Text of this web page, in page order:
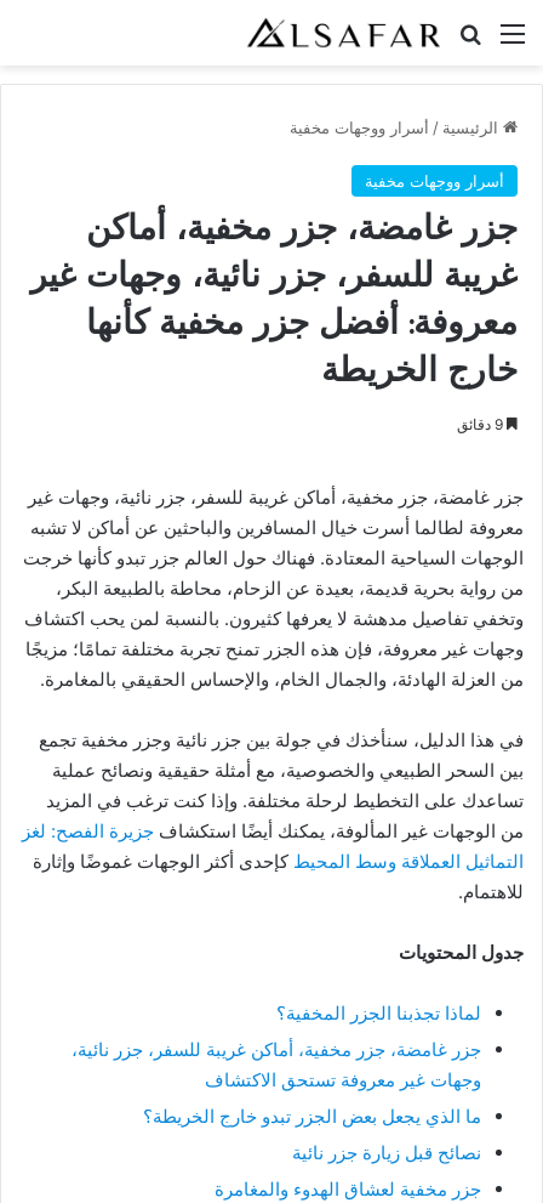
القائمة بحث عن
الرئيسية / أسرار ووجهات مخفية
أسرار ووجهات مخفية
جزر غامضة، جزر مخفية، أماكن
غريبة للسفر، جزر نائية، وجهات غير
معروفة: أفضل جزر مخفية كأنها
خارج الخريطة
جزر غامضة، جزر مخفية، أماكن غريبة للسفر، جزر نائية، وجهات غير
معروفة لطالما أسرت خيال المسافرين والباحثين عن أماكن لا تشبه
الوجهات السياحية المعتادة. فهناك حول العالم جزر تبدو كأنها خرجت
من رواية بحرية قديمة، بعيدة عن الزحام، محاطة بالطبيعة البكر،
وتخفي تفاصيل مدهشة لا يعرفها كثيرون. بالنسبة لمن يحب اكتشاف
وجهات غير معروفة، فإن هذه الجزر تمنح تجربة مختلفة تمامًا؛ مزيجًا
من العزلة الهادئة، والجمال الخام، والإحساس الحقيقي بالمغامرة.
في هذا الدليل، سنأخذك في جولة بين جزر نائية وجزر مخفية تجمع
بين السحر الطبيعي والخصوصية، مع أمثلة حقيقية ونصائح عملية
تساعدك على التخطيط لرحلة مختلفة. وإذا كنت ترغب في المزيد
من الوجهات غير المألوفة، يمكنك أيضًا استكشاف جزيرة الفصح: لغز
التماثيل العملاقة وسط المحيط كإحدى أكثر الوجهات غموضًا وإثارة
للاهتمام.
جدول المحتويات
لماذا تجذبنا الجزر المخفية؟
جزر غامضة، جزر مخفية، أماكن غريبة للسفر، جزر نائية،
وجهات غير معروفة تستحق الاكتشاف
ما الذي يجعل بعض الجزر تبدو خارج الخريطة؟
نصائح قبل زيارة جزر نائية
جزر مخفية لعشاق الهدوء والمغامرة